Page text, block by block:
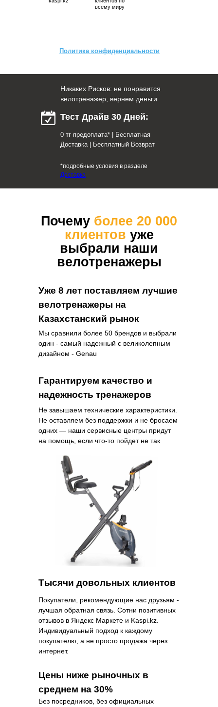
Политика конфиденциальности
всему миру
Никаких Рисков: не понравится
велотренажер, вернем деньги
Тест Драйв 30 Дней:
0 тг предоплата* | Бесплатная
Доставка | Бесплатный Возврат
*подробные условия в разделе
Доставка
Почему более 20 000
клиентов уже
выбрали наши
велотренажеры
Уже 8 лет поставляем лучшие
велотренажеры на
Казахстанский рынок
Гарантируем качество и
надежность тренажеров
Цены ниже рыночных в
среднем на 30%
Мы сравнили более 50 брендов и выбрали
один - самый надежный с великолепным
дизайном - Genau
Не завышаем технические характеристики.
Не оставляем без поддержки и не бросаем
одних — наши сервисные центры придут
на помощь, если что-то пойдет не так
Без посредников, без официальных
Тысячи довольных клиентов
Покупатели, рекомендующие нас друзьям -
лучшая обратная связь. Сотни позитивных
отзывов в Яндекс Маркете и Kaspi.kz.
Индивидуальный подход к каждому
покупателю, а не просто продажа через
интернет.